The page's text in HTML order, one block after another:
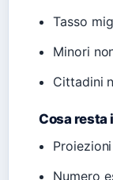
Tasso
Minori
Cittadini
Cosa resta
Numero